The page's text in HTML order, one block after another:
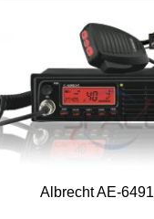
Albrecht AE-6491